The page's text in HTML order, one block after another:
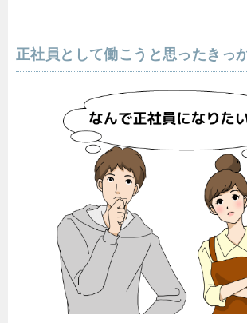
正社員として働こうと思ったきっ